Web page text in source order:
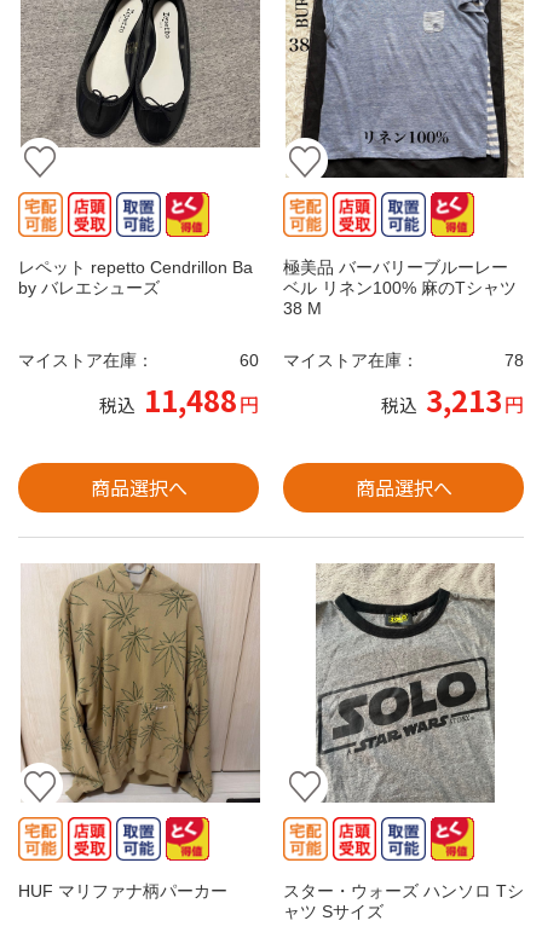
レペット repetto Cendrillon Ba
by バレエシューズ
マイストア在庫： 60
税込 11,488円
商品選択へ
極美品 バーバリーブルーレー
ベル リネン100% 麻のTシャツ
38 M
マイストア在庫： 78
税込 3,213円
商品選択へ
HUF マリファナ柄パーカー
スター・ウォーズ ハンソロ Tシ
ャツ Sサイズ